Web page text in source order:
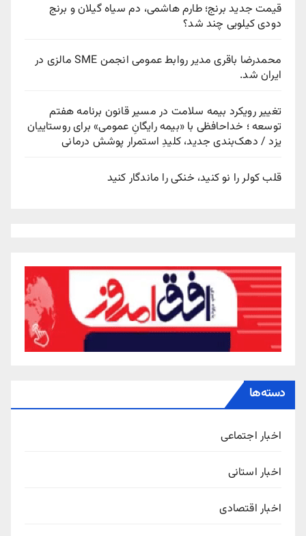
قیمت جدید برنج؛ طارم هاشمی، دم سیاه گیلان و برنج
دودی کیلویی چند شد؟
محمدرضا باقری مدیر روابط عمومی انجمن SME مالزی در
ایران شد.
تغییر رویکرد بیمه سلامت در مسیر قانون برنامه هفتم
توسعه ؛ خداحافظی با «بیمه رایگانِ عمومی» برای روستاییان
یزد / دهک‌بندی جدید، کلیدِ استمرار پوشش درمانی
قلب کولر را نو کنید، خنکی را ماندگار کنید
دسته‌ها
اخبار اجتماعی
اخبار استانی
اخبار اقتصادی